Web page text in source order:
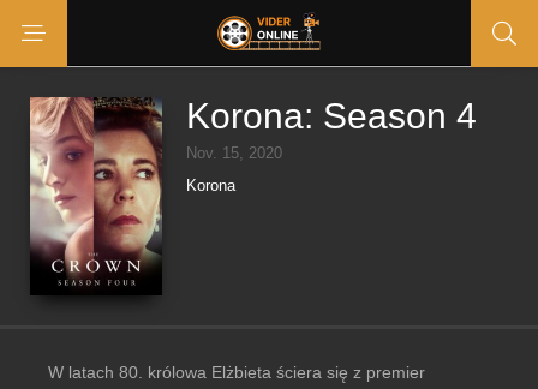
Korona: Season 4
Nov. 15, 2020
Korona
W latach 80. królowa Elżbieta ściera się z premier